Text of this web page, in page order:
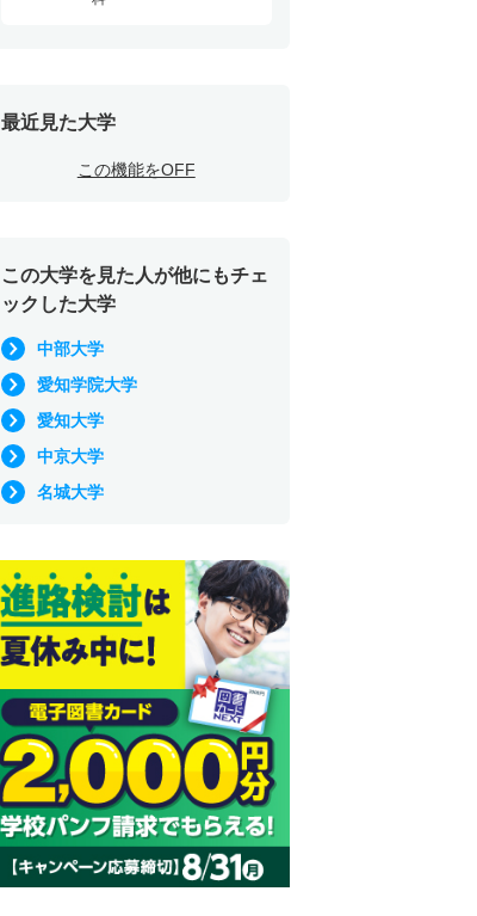
最近見た大学
この機能をOFF
この大学を見た人が他にもチェ
ックした大学
中部大学
愛知学院大学
愛知大学
中京大学
名城大学